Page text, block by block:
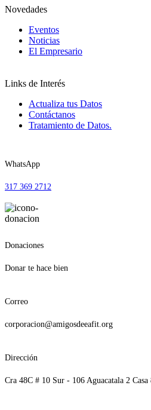
Novedades
Eventos
Noticias
El Empresario
Links de Interés
Actualiza tus Datos
Contáctanos
Tratamiento de Datos.
WhatsApp
317 369 2712
Donaciones
Donar te hace bien
Correo
corporacion@amigosdeeafit.org
Dirección
Cra 48C # 10 Sur - 106 Aguacatala 2